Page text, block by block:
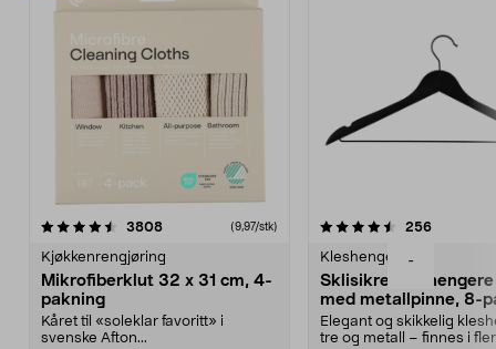
-
3808anmeldelser(9,97/stk)
Kjøkkenrengjøring
Mikrofiberklut 32 x 31 cm, 4-
pakning
Kåret til «soleklar favoritt» i
svenske Afton...
4.5av 5 stjerner 256
Kleshengere
Sklisikre
med metallpinne, 8-
Elegant og skikkelig
tre og metall – finnes i
4.5av 5 stjerner